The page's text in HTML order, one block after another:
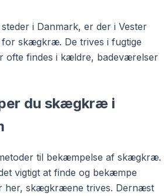
i Danmark, er der i Vester
skægkræ. De trives i fugtige
ofte findes i kældre, badeværelser
du skægkræ i
til bekæmpelse af skægkræ.
vigtigt at finde og bekæmpe
her, skægkræene trives. Dernæst